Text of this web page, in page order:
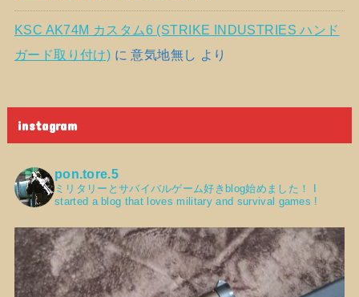
KSC AK74M カスタム6 (STRIKE INDUSTRIES ハンド
ガード取り付け) に意気地無し より
instagram
pon.tore.5
ミリタリーとサバイバルゲーム好きblog始めました！
started a blog that loves military and survival games !